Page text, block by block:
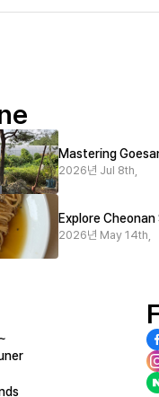
Mastering
2026년 Jul 8th,
Explore
2026년 May 14th,